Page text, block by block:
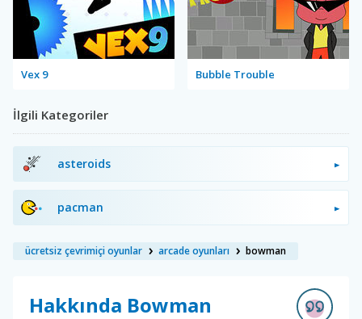
Vex 9 Bubble Trouble
İlgili Kategoriler
asteroids
pacman
ücretsiz çevrimiçi oyunlar arcade oyunları bowman
Hakkında Bowman